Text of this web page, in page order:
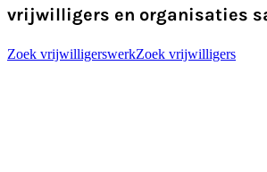
vrijwilligers en organisaties
Zoek vrijwilligerswerkZoek vrijwilligers